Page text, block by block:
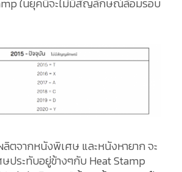
ลิตจากหนังพิเศษ และหนังหายาก จะ
ระทับอยู่ข้างๆกับ Heat Stamp